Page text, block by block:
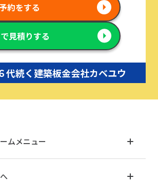
約をする
見積りする
代続く建築板金会社カベユウ
ムメニュー